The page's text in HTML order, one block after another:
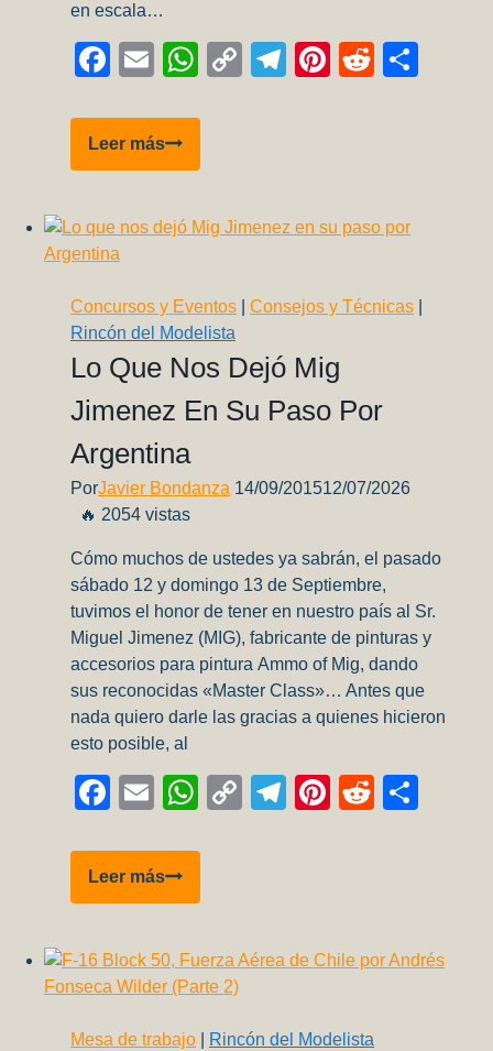
en escala…
Facebook
EmailWhatsApp
CopyTelegram
Pinterest
Reddit
Leer másVought
F4U-
Corsair
Dual
Combo
Magic
Factory
(5001)
Parte
2/3
Concursos y Eventos Consejos y Técnicas
Rincón del Modelista
Lo Que Nos Dejó Mig
Jimenez En Su Paso Por
Argentina
PorJavier Bondanza 14/09/201512/07/2026
🔥 2054 vistas
Cómo muchos de ustedes ya sabrán, el pasado
sábado 12 y domingo 13 de Septiembre,
tuvimos el honor de tener en nuestro país al Sr.
Miguel Jimenez (MIG), fabricante de pinturas y
accesorios para pintura Ammo of Mig, dando
sus reconocidas «Master Class»… Antes que
nada quiero darle las gracias a quienes hicieron
esto posible, al
Facebook
EmailWhatsApp
CopyTelegram
Pinterest
Reddit
Leer másLo
que
dejó
Mig
en
Mesa de trabajo Rincón del Modelista